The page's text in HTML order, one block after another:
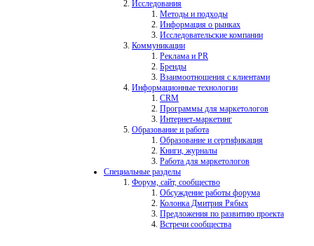
Исследования
Методы и подходы
Информация о рынках
Исследовательские компании
Коммуникации
Реклама и PR
Бренды
Взаимоотношения с клиентами
Информационные технологии
CRM
Программы для маркетологов
Интернет-маркетинг
Образование и работа
Образование и сертификация
Книги, журналы
Работа для маркетологов
Специальные разделы
Форум, сайт, сообщество
Обсуждение работы форума
Колонка Дмитрия Рябых
Предложения по развитию проекта
Встречи сообщества